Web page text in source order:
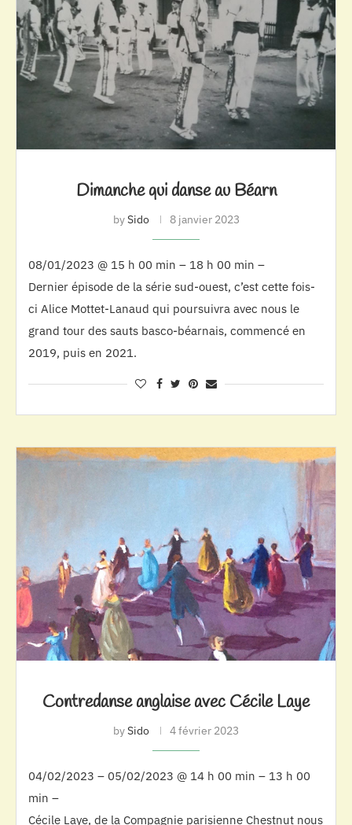
Dimanche qui danse au Béarn
bySido 8 janvier 2023
08/01/2023 @ 15 h 00 min – 18 h 00 min –
Dernier épisode de la série sud-ouest, c’est cette fois-
ci Alice Mottet-Lanaud qui poursuivra avec nous le
grand tour des sauts basco-béarnais, commencé en
2019, puis en 2021.
Contredanse anglaise avec Cécile Laye
bySido 4 février 2023
04/02/2023 – 05/02/2023 @ 14 h 00 min – 13 h 00
min –
Cécile Laye, de la Compagnie parisienne Chestnut nous